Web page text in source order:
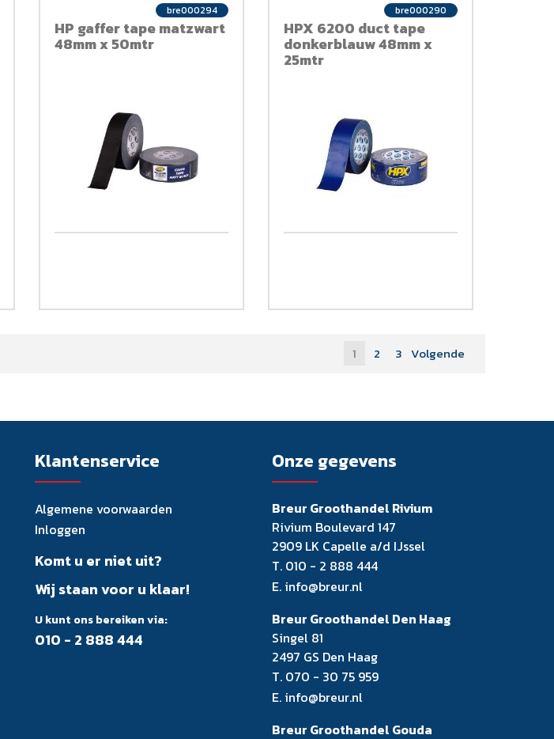
HP gaffer tape matzwart
48mm x 50mtr
bre000294
HPX 6200 duct tape
donkerblauw 48mm x
25mtr
bre000290
1 2 3 Volgende
Klantenservice
Algemene voorwaarden
Inloggen
Komt u er niet uit?
Wij staan voor u klaar!
U kunt ons bereiken via:
010 - 2 888 444
Onze gegevens
Breur Groothandel Rivium
Rivium Boulevard 147
2909 LK Capelle a/d IJssel
T. 010 - 2 888 444
E. info@breur.nl
Breur Groothandel Den Haag
Singel 81
2497 GS Den Haag
T. 070 - 30 75 959
E. info@breur.nl
Breur Groothandel Gouda